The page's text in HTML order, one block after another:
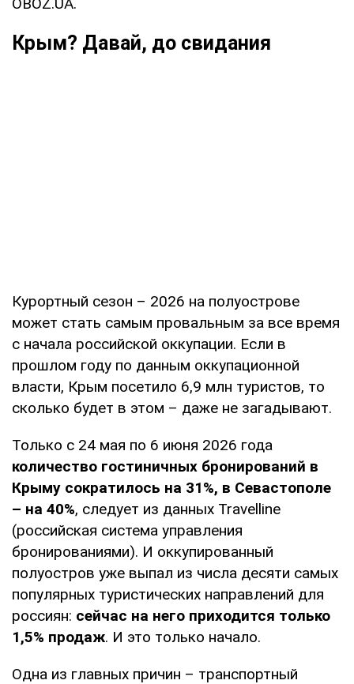
Крым? Давай, до свидания
Курортный сезон – 2026 на полуострове
может стать самым провальным за все время
с начала российской оккупации. Если в
прошлом году по данным оккупационной
власти, Крым посетило 6,9 млн туристов, то
сколько будет в этом – даже не загадывают.
Только с 24 мая по 6 июня 2026 года
количество гостиничных бронирований в
Крыму сократилось на 31%, в Севастополе
– на 40%, следует из данных Travelline
(российская система управления
бронированиями). И оккупированный
полуостров уже выпал из числа десяти самых
популярных туристических направлений для
россиян: сейчас на него приходится только
1,5% продаж. И это только начало.
Одна из главных причин – транспортный